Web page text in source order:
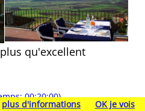
qu'excellent
00:20:00)
plus d'informations OK je vois